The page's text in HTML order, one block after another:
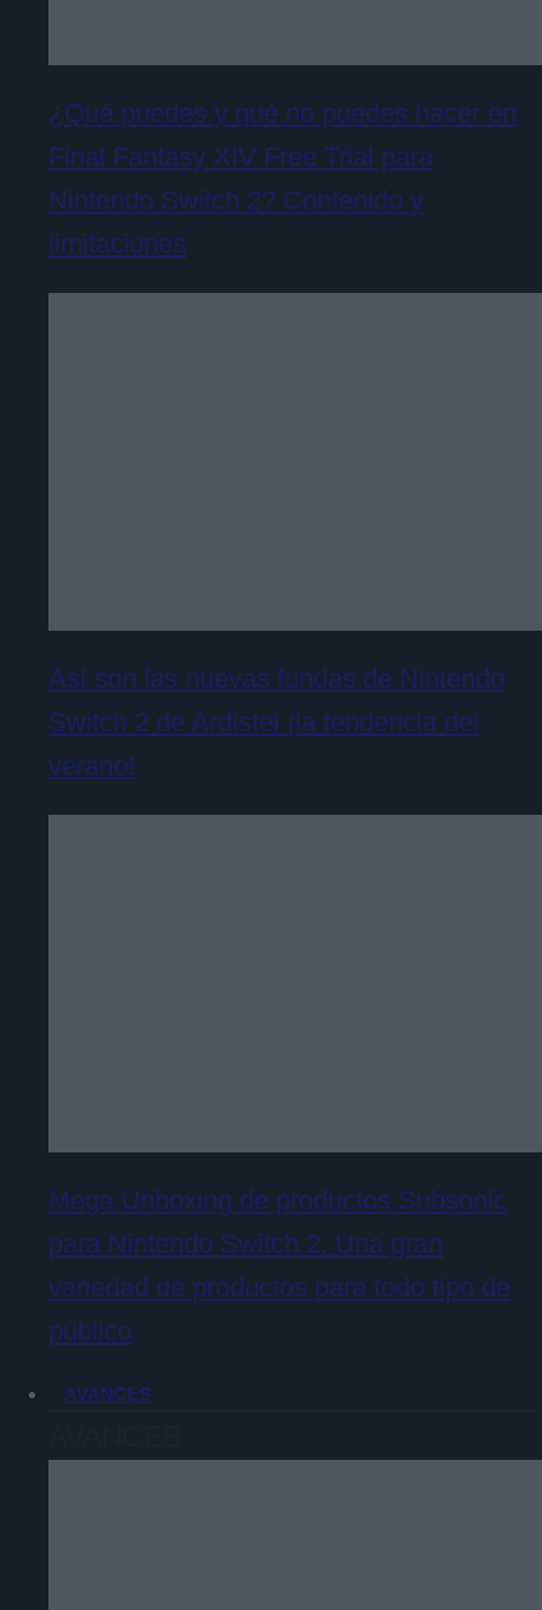
¿Qué puedes y qué no puedes hacer en
Final Fantasy XIV Free Trial para
Nintendo Switch 2? Contenido y
limitaciones
Así son las nuevas fundas de Nintendo
Switch 2 de Ardistel ¡la tendencia del
verano!
Mega Unboxing de productos Subsonic
para Nintendo Switch 2. Una gran
variedad de productos para todo tipo de
público
AVANCES